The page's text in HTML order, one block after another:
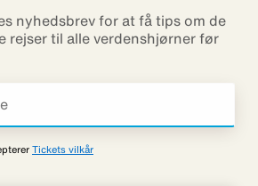
nyhedsbrev for at få tips om de
rejser til alle verdenshjørner før
Tickets vilkår